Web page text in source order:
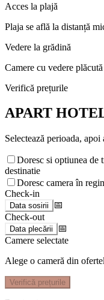
Acces la plajă
Plaja se află la distanță
Vedere la grădină
Camere cu vedere plăcută
Verifică prețurile
APART
Selectează perioada, apoi
Doresc si optiunea de
destinatie
Doresc camera în
Check-in
Data sosirii
📅
Check-out
Data plecării
📅
Camere selectate
Alege o cameră din
Verifică prețurile